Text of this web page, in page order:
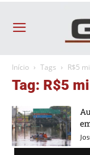
Início Tags R$5
Tag: R$5